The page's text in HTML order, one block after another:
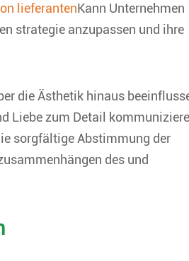
lieferantenKann Unternehmen
strategie anzupassen und ihre
die Ästhetik hinaus
Liebe zum Detail
sorgfältige Abstimmung der
des und